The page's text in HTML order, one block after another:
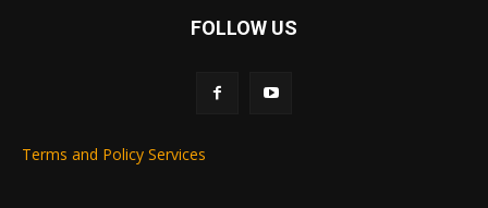
FOLLOW US
Terms and Policy Services